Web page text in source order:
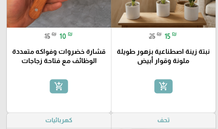
25 ₪ 15 ₪
نبتة زينة اصطناعية بزهور طويلة
ملونة وقوار أبيض
add_shopping_cart
15 ₪ 10 ₪
قشارة خضروات وفواكه متعددة
الوظائف مع فتاحة زجاجات
add_shopping_cart
تحف كهربائيات